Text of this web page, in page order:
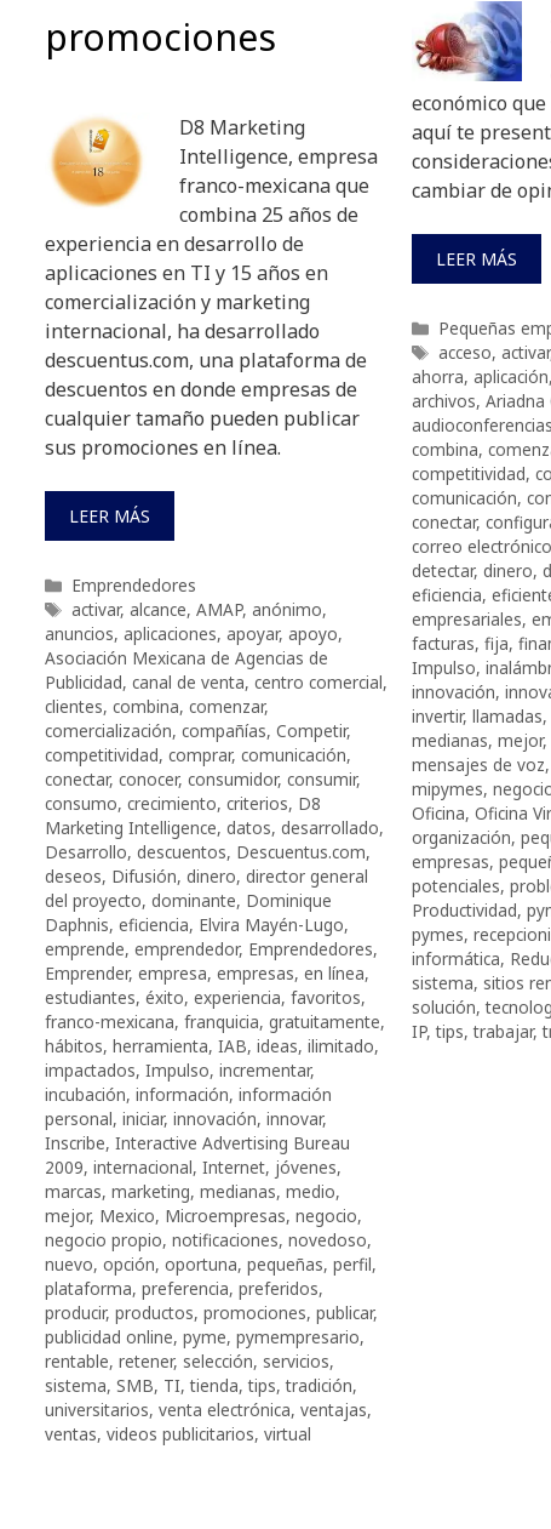
promociones
D8 Marketing
Intelligence, empresa
franco-mexicana que
combina 25 años de
experiencia en desarrollo de
aplicaciones en TI y 15 años en
comercialización y marketing
internacional, ha desarrollado
descuentus.com, una plataforma de
descuentos en donde empresas de
cualquier tamaño pueden publicar
sus promociones en línea.
LEER MÁS
Categorías
Emprendedores
Etiquetas
activar, alcance, AMAP, anónimo,
anuncios, aplicaciones, apoyar, apoyo,
Asociación Mexicana de Agencias de
Publicidad, canal de venta, centro comercial,
clientes, combina, comenzar,
comercialización, compañías, Competir,
competitividad, comprar, comunicación,
conectar, conocer, consumidor, consumir,
consumo, crecimiento, criterios, D8
Marketing Intelligence, datos, desarrollado,
Desarrollo, descuentos, Descuentus.com,
deseos, Difusión, dinero, director general
del proyecto, dominante, Dominique
Daphnis, eficiencia, Elvira Mayén-Lugo,
emprende, emprendedor, Emprendedores,
Emprender, empresa, empresas, en línea,
estudiantes, éxito, experiencia, favoritos,
franco-mexicana, franquicia, gratuitamente,
há­bi­tos, herramienta, IAB, ideas, ilimitado,
impactados, Impulso, incrementar,
incubación, información, información
personal, iniciar, innovación, innovar,
Inscribe, Interactive Advertising Bureau
2009, internacional, Internet, jóvenes,
marcas, marketing, medianas, medio,
mejor, Mexico, Microempresas, negocio,
negocio propio, notificaciones, novedoso,
nuevo, opción, oportuna, pequeñas, perfil,
plataforma, preferencia, preferidos,
producir, productos, promociones, publicar,
publicidad online, pyme, pymempresario,
rentable, retener, selección, servicios,
sistema, SMB, TI,tienda,tips,tradición,
universitarios, venta electrónica, ventajas,
ventas, videos publicitarios, virtual
económico
aquí te
cambiar de
LEER MÁS
Categorías
Pequeñas
Etiquetas
acceso, activar
ahorra, aplicación,
archivos, Ariadna
audioconferencias
combina,
competitividad,
comunicación,
conectar,
correo electrónico
detectar, dinero,
eficiencia,
empresariales,
facturas, fija,
Impulso,
innovación,
invertir, llamadas,
medianas, mejor,
mensajes de voz,
mipymes,
Oficina, Oficina
organización,
empresas,
potenciales,
Productividad,
pymes,
informática,
sistema, sitios
solución,
IP,tips,trabajar,